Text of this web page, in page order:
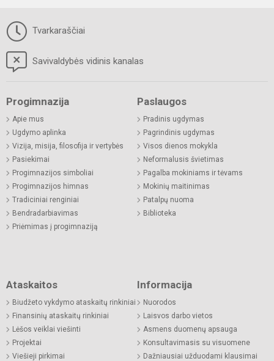
Tvarkaraščiai
Savivaldybės vidinis kanalas
Progimnazija
Apie mus
Ugdymo aplinka
Vizija, misija, filosofija ir vertybės
Pasiekimai
Progimnazijos simboliai
Progimnazijos himnas
Tradiciniai renginiai
Bendradarbiavimas
Priėmimas į progimnaziją
Paslaugos
Pradinis ugdymas
Pagrindinis ugdymas
Visos dienos mokykla
Neformalusis švietimas
Pagalba mokiniams ir tėvams
Mokinių maitinimas
Patalpų nuoma
Biblioteka
Ataskaitos
Biudžeto vykdymo ataskaitų rinkiniai
Finansinių ataskaitų rinkiniai
Lėšos veiklai viešinti
Projektai
Viešieji pirkimai
Informacija
Nuorodos
Laisvos darbo vietos
Asmens duomenų apsauga
Konsultavimasis su visuomene
Dažniausiai užduodami klausimai